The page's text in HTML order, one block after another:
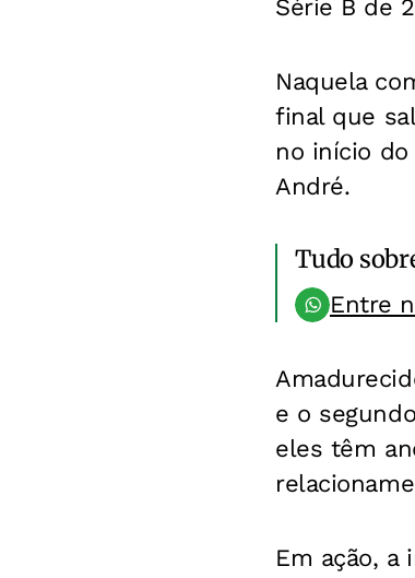
Série B de
Naquela
final que
no início do
André.
Tudo
Entre
e o
eles têm
Em ação, a